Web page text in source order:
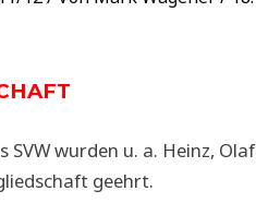
wurden u. a. Heinz, Olaf
geehrt.